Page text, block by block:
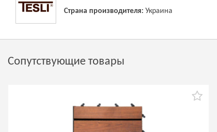
Страна производителя: Украина
Сопутствующие товары